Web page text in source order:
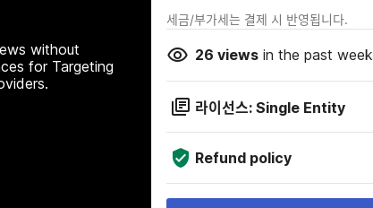
without
for Targeting
세금/부가세는 결제 시 반영됩니다.
26 viewsin the past week
라이선스: Single Entity
Refund policy